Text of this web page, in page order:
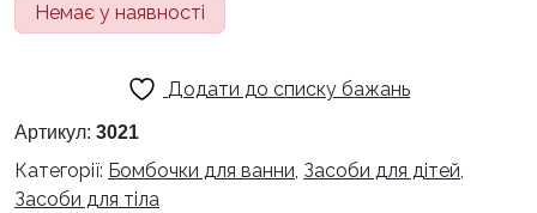
Немає у наявності
Додати до списку бажань
Артикул: 3021
Категорії: Бомбочки для ванни, Засоби для дітей,
Засоби для тіла